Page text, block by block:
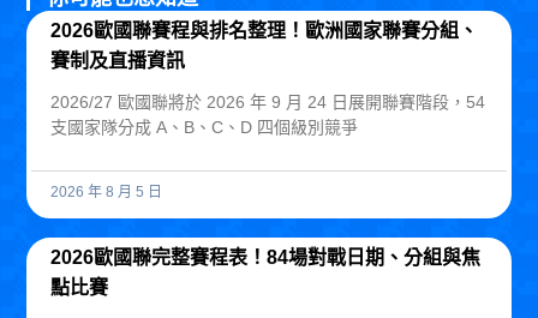
2026歐國聯賽程與排名整理！歐洲國家聯賽分組、
賽制及直播資訊
2026/27 歐國聯將於 2026 年 9 月 24 日展開聯賽階段，54
支國家隊分成 A、B、C、D 四個級別競爭
2026 年 8 月 5 日
2026歐國聯完整賽程表！84場對戰日期、分組與焦
點比賽